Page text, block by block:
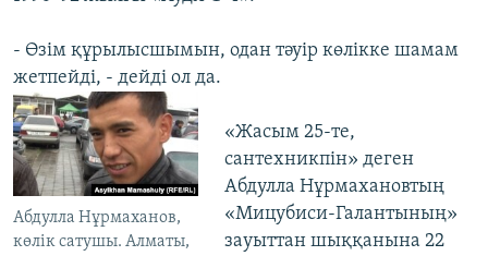
- Өзім құрылысшымын, одан тәуір көлікке шамам
жетпейді, - дейді ол да.
Абдулла Нұрмаханов,
көлік сатушы. Алматы,
«Жасым 25-те,
сантехникпін» деген
Абдулла Нұрмахановтың
«Мицубиси-Галантының»
зауыттан шыққанына 22